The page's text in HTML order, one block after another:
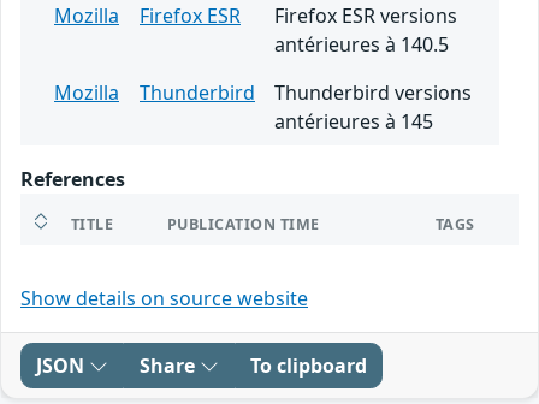
Mozilla
Firefox ESR
Firefox ESR versions
antérieures à 140.5
Mozilla
Thunderbird
Thunderbird versions
antérieures à 145
References
TITLE PUBLICATION TIME TAGS
Show details on source website
JSON Share To clipboard